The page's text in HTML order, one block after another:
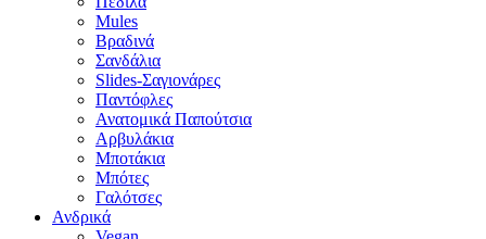
Mules
Βραδινά
Σανδάλια
Slides-Σαγιονάρες
Παντόφλες
Ανατομικά Παπούτσια
Αρβυλάκια
Μποτάκια
Μπότες
Γαλότσες
Ανδρικά